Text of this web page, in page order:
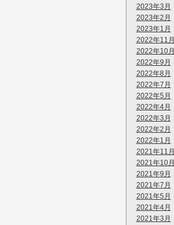
2023年3月
2023年2月
2023年1月
2022年11月
2022年10月
2022年9月
2022年8月
2022年7月
2022年5月
2022年4月
2022年3月
2022年2月
2022年1月
2021年11月
2021年10月
2021年9月
2021年7月
2021年5月
2021年4月
2021年3月